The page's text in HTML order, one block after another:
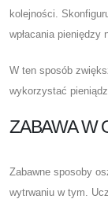
kolejności.
wpłacania pieniędzy
W ten sposób
wykorzystać
ZABAWA W
Zabawne sposoby
wytrwaniu w tym.